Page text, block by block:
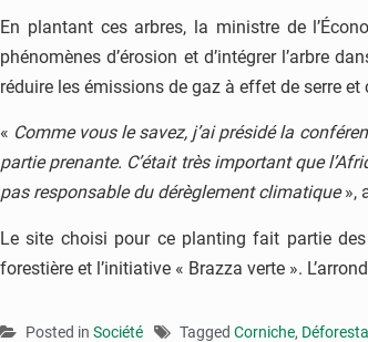
En plantant ces arbres, la ministre de
phénomènes d’érosion et d’intégrer l’arbre
réduire les émissions de gaz à effet de serre et
« Comme vous le savez, j’ai présidé la
partie prenante. C’était très important que
pas responsable du dérèglement climatique»,
Le site choisi pour ce planting fait partie
forestière et l’initiative « Brazza verte ».
Posted in Société Tagged Corniche,